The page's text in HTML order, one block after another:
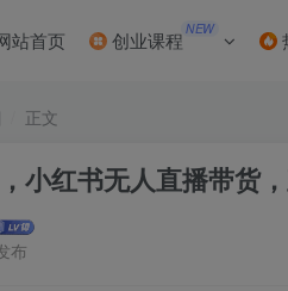
站首页 创业课程 NEW
正文
小红书无人直播带货
布